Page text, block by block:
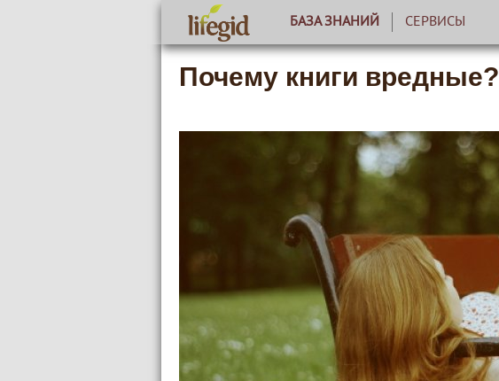
БАЗА ЗНАНИЙ СЕРВИСЫ
Почему книги вредные?